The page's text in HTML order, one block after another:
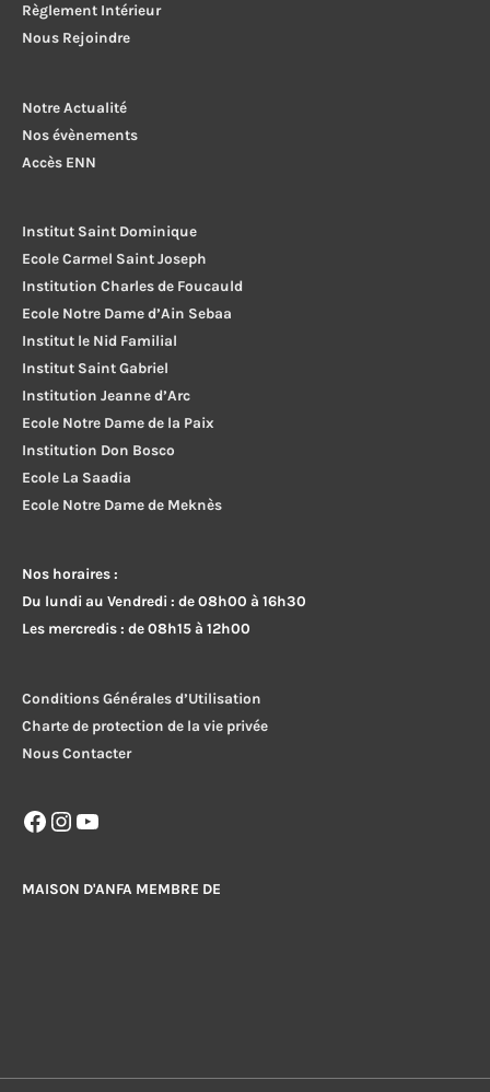
Règlement Intérieur
Nous Rejoindre
Notre Actualité
Nos évènements
Accès ENN
Institut Saint Dominique
Ecole Carmel Saint Joseph
Institution Charles de Foucauld
Ecole Notre Dame d’Ain Sebaa
Institut le Nid Familial
Institut Saint Gabriel
Institution Jeanne d’Arc
Ecole Notre Dame de la Paix
Institution Don Bosco
Ecole La Saadia
Ecole Notre Dame de Meknès
Nos horaires :
Du lundi au Vendredi : de 08h00 à 16h30
Les mercredis : de 08h15 à 12h00
Conditions Générales d’Utilisation
Charte de protection de la vie privée
Nous Contacter
Facebook
Instagram
YouTube
MAISON D'ANFA MEMBRE DE